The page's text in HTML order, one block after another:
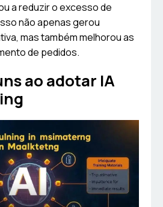
a reduzir o excesso de
não apenas gerou
mas também melhorou as
de pedidos.
ao adotar IA